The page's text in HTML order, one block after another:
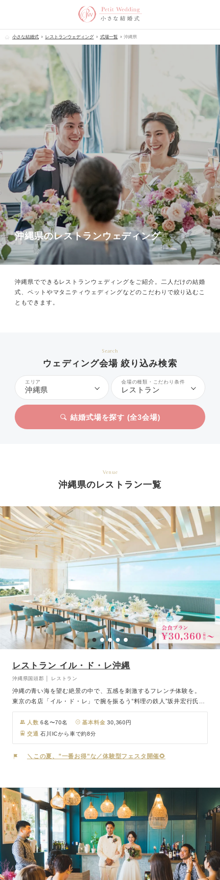
小さな結婚式 レストランウェディング 式場一覧 沖縄県
沖縄県のレストランウェディング
沖縄県でできるレストランウェディングをご紹介。 二人だけの結婚
式、ペットやマタニティウェディングなどのこだわりで絞り込むこ
ともできます。
Search
ウェディング会場 絞り込み検索
エリア
沖縄県
会場の種類・こだわり条件
レストラン
結婚式場を探す (全3会場)
Venue
沖縄県のレストラン一覧
レストラン イル・ド・レ沖縄
沖縄県国頭郡 │ レストラン
沖縄の青い海を望む絶景の中で、五感を刺激するフレンチ体験を。
東京の名店「イル・ド・レ」で腕を振るう“料理の鉄人”坂井宏行氏が
監修する、沖縄・恩納村のカジュアルフレンチレストラン。 専属シ
ェフが選び抜いた野菜や新鮮な魚介を、素材の個性を引き出す絶妙な
火入れで仕上げます。 テーブルに届く瞬間、立ち上る香りが食欲を
誘い、鮮やかな彩りが目を楽しませる。 ナイフを入れれば、ジュー
シーな旨みが溢れ出し、一口ごとに広がる深い味わい。 オーシャン
人数 6名〜70名 基本料金 30,360円
交通 石川ICから車で約8分
＼この夏、”一番お得”な／体験型フェスタ開催🌻